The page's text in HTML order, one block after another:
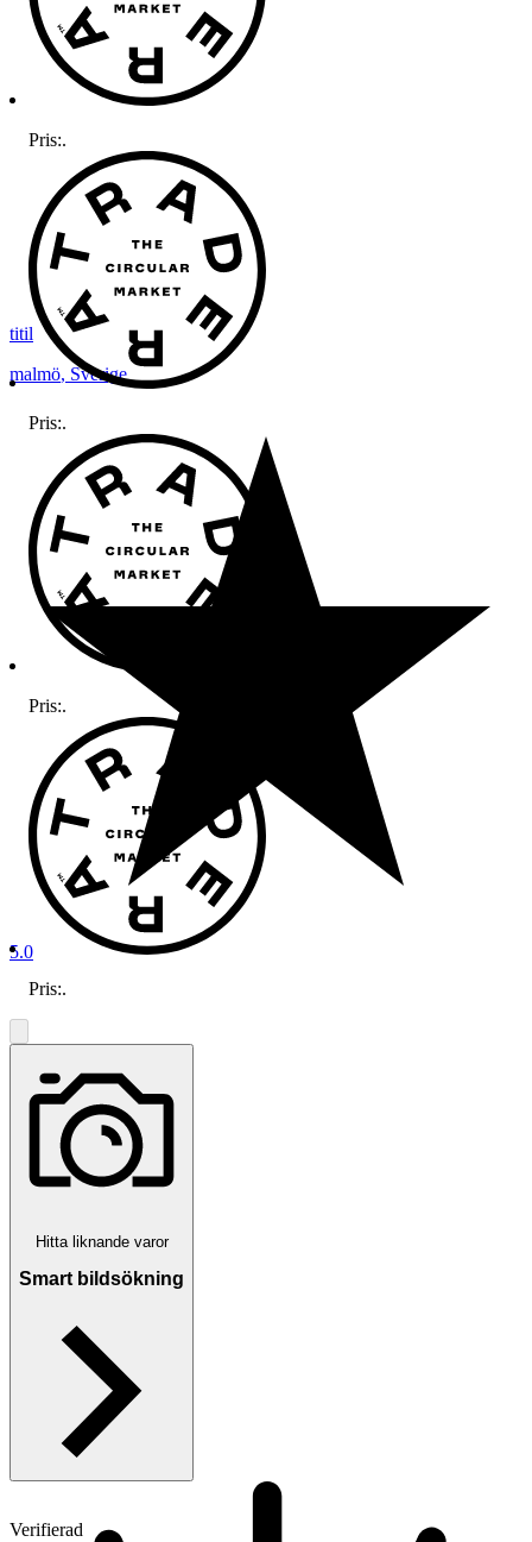
titil
malmö, Sverige
5.0
Verifierad
Pris:.
Pris:.
Pris:.
Pris:.
Hitta liknande varor
Smart bildsökning